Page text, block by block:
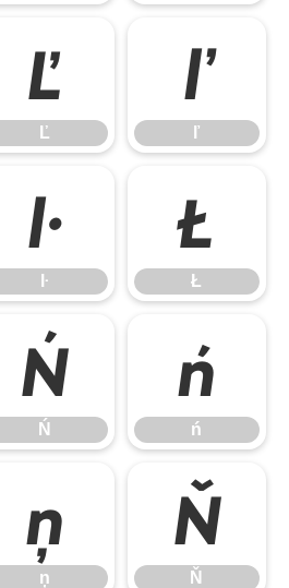
Ľ
Ľ
ľ
ľ
ŀ
ŀ
Ł
Ł
Ń
Ń
ń
ń
ņ
ņ
Ň
Ň